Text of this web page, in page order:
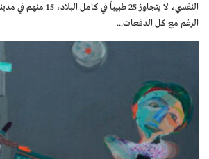
النفسي، لا يتجاوز 25
الرغم مع كل الدفعات...